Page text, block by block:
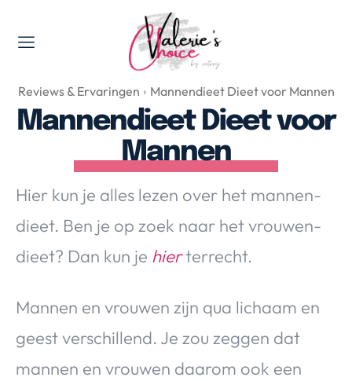
Valerie's Topics
Travel & Culture
Food & Drinks
Happyness & Opmerkelijk
Lifestyle, Sport & Duurzaamheid
Gadgets & Tech
Top 5 van Valerie
Health & Beauty
Reviews & Ervaringen Mannendieet Dieet voor Mannen
Mannendieet Dieet voor
Mannen
Hier kun je alles lezen over het mannen-
dieet. Ben je op zoek naar het vrouwen-
dieet? Dan kun je hierterrecht.
Mannen en vrouwen zijn qua lichaam en
geest verschillend. Je zou zeggen dat
mannen en vrouwen daarom ook een